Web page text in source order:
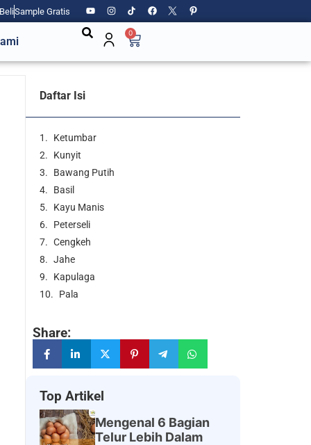
BeliSample Gratis
0
Daftar Isi
Ketumbar
Kunyit
Bawang Putih
Basil
Kayu Manis
Peterseli
Cengkeh
Jahe
Kapulaga
Pala
Share:
Top Artikel
Mengenal 6 Bagian
Telur Lebih Dalam